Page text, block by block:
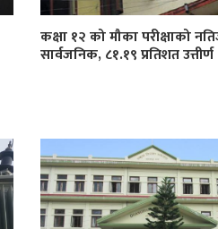
कक्षा १२ को मौका परीक्षाको
सार्वजनिक, ८१.१९ प्रतिशत उत्तीर्ण